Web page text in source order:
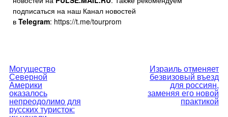
подписаться на наш Канал новостей
в Telegram: https://t.me/tourprom
Навигация
по
записям
Могущество
Северной
Америки
оказалось
непреодолимо для
русских туристок:
Израиль отменяет
безвизовый въезд
для россиян,
заменяя его новой
практикой